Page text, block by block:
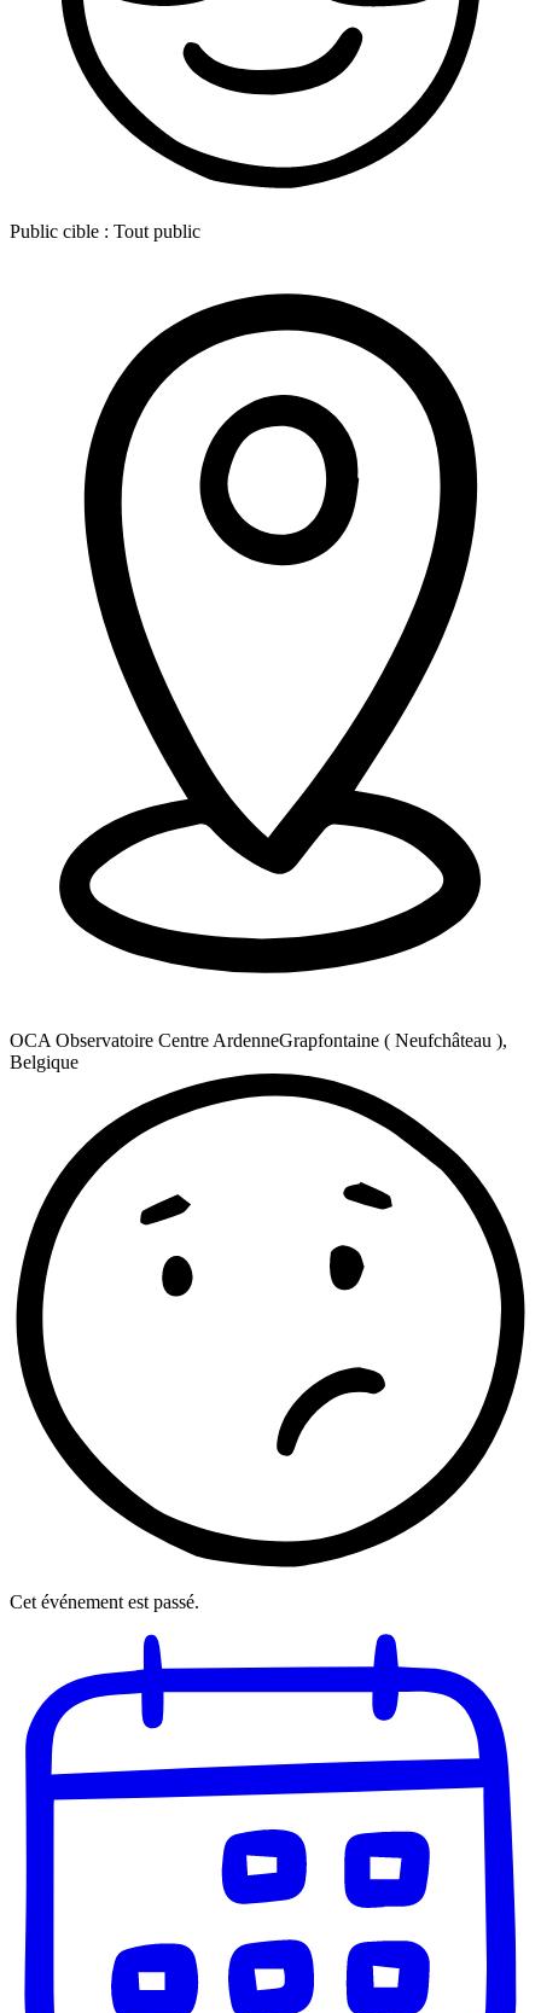
Public cible : Tout public
OCA Observatoire Centre ArdenneGrapfontaine ( Neufchâteau ),
Belgique
Cet événement est passé.